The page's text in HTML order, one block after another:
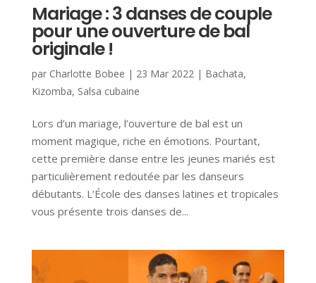
Mariage : 3 danses de couple
pour une ouverture de bal
originale !
par Charlotte Bobee | 23 Mar 2022| Bachata,
Kizomba, Salsa cubaine
Lors d’un mariage, l’ouverture de bal est un
moment magique, riche en émotions. Pourtant,
cette première danse entre les jeunes mariés est
particulièrement redoutée par les danseurs
débutants. L’École des danses latines et tropicales
vous présente trois danses de...